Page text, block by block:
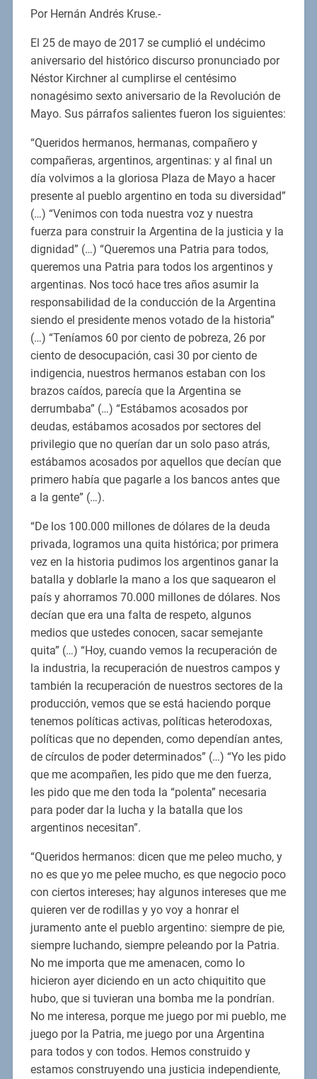
Por Hernán Andrés Kruse.-
El 25 de mayo de 2017 se cumplió el undécimo
aniversario del histórico discurso pronunciado por
Néstor Kirchner al cumplirse el centésimo
nonagésimo sexto aniversario de la Revolución de
Mayo. Sus párrafos salientes fueron los siguientes:
“Queridos hermanos, hermanas, compañero y
compañeras, argentinos, argentinas: y al final un
día volvimos a la gloriosa Plaza de Mayo a hacer
presente al pueblo argentino en toda su diversidad”
(…) “Venimos con toda nuestra voz y nuestra
fuerza para construir la Argentina de la justicia y la
dignidad” (…) “Queremos una Patria para todos,
queremos una Patria para todos los argentinos y
argentinas. Nos tocó hace tres años asumir la
responsabilidad de la conducción de la Argentina
siendo el presidente menos votado de la historia”
(…) “Teníamos 60 por ciento de pobreza, 26 por
ciento de desocupación, casi 30 por ciento de
indigencia, nuestros hermanos estaban con los
brazos caídos, parecía que la Argentina se
derrumbaba” (…) “Estábamos acosados por
deudas, estábamos acosados por sectores del
privilegio que no querían dar un solo paso atrás,
estábamos acosados por aquellos que decían que
primero había que pagarle a los bancos antes que
a la gente” (…).
“De los 100.000 millones de dólares de la deuda
privada, logramos una quita histórica; por primera
vez en la historia pudimos los argentinos ganar la
batalla y doblarle la mano a los que saquearon el
país y ahorramos 70.000 millones de dólares. Nos
decían que era una falta de respeto, algunos
medios que ustedes conocen, sacar semejante
quita” (…) “Hoy, cuando vemos la recuperación de
la industria, la recuperación de nuestros campos y
también la recuperación de nuestros sectores de la
producción, vemos que se está haciendo porque
tenemos políticas activas, políticas heterodoxas,
políticas que no dependen, como dependían antes,
de círculos de poder determinados” (…) “Yo les pido
que me acompañen, les pido que me den fuerza,
les pido que me den toda la “polenta” necesaria
para poder dar la lucha y la batalla que los
argentinos necesitan”.
“Queridos hermanos: dicen que me peleo mucho, y
no es que yo me pelee mucho, es que negocio poco
con ciertos intereses; hay algunos intereses que me
quieren ver de rodillas y yo voy a honrar el
juramento ante el pueblo argentino: siempre de pie,
siempre luchando, siempre peleando por la Patria.
No me importa que me amenacen, como lo
hicieron ayer diciendo en un acto chiquitito que
hubo, que si tuvieran una bomba me la pondrían.
No me interesa, porque me juego por mi pueblo, me
juego por la Patria, me juego por una Argentina
para todos y con todos. Hemos construido y
estamos construyendo una justicia independiente,